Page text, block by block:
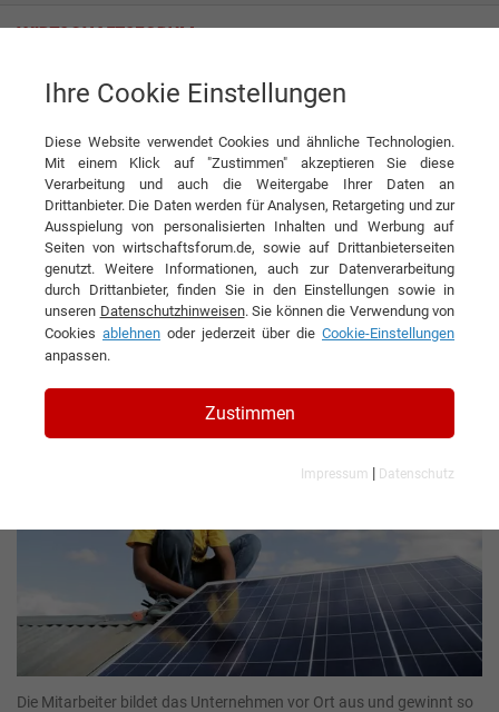
Mobisol GmbH
Interview Mobisol GmbH
DIESEN ARTIKEL EMPFEHLEN
Die Sonne für Afrika mobil
machen
Interview mit Thomas Duveau, Chief
Strategy Officer der Mobisol GmbH
Die Mitarbeiter bildet das Unternehmen vor Ort aus und gewinnt so
Ihre Cookie Einstellungen
Diese Website verwendet Cookies und ähnliche Technologien.
Mit einem Klick auf "Zustimmen" akzeptieren Sie diese
Verarbeitung und auch die Weitergabe Ihrer Daten an
Drittanbieter. Die Daten werden für Analysen, Retargeting und zur
Ausspielung von personalisierten Inhalten und Werbung auf
Seiten von wirtschaftsforum.de, sowie auf Drittanbieterseiten
genutzt. Weitere Informationen, auch zur Datenverarbeitung
durch Drittanbieter, finden Sie in den Einstellungen sowie in
unseren Datenschutzhinweisen. Sie können die Verwendung von
Cookies ablehnen oder jederzeit über die Cookie-Einstellungen
anpassen.
Zustimmen
Impressum | Datenschutz